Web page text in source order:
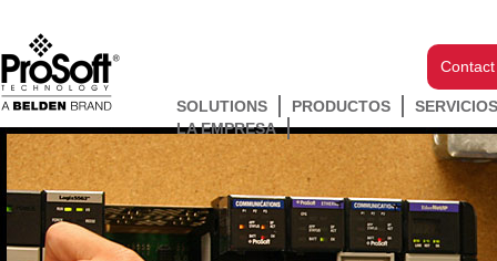
SOLUTIONS PRODUCTOS
LA EMPRESA